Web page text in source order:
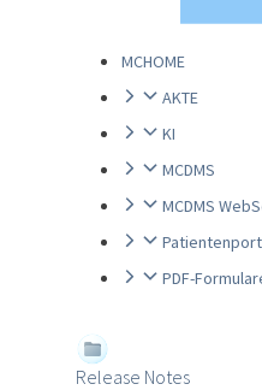
MCHOME
AKTE
KI
MCDMS
MCDMS
PDF-
Release Notes